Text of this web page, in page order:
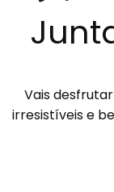
Vais
irresistíveis e